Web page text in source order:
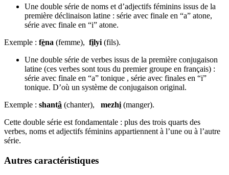
Une double série de noms et d’adjectifs féminins issus de la
première déclinaison latine : série avec finale en “a” atone,
série avec finale en “i” atone.
Exemple : fèna (femme), filyi (fils).
Une double série de verbes issus de la première conjugaison
latine (ces verbes sont tous du premier groupe en français) :
série avec finale en “a” tonique , série avec finales en “i”
tonique. D’où un système de conjugaison original.
Exemple : shantâ (chanter), mezhi (manger).
Cette double série est fondamentale : plus des trois quarts des
verbes, noms et adjectifs féminins appartiennent à l’une ou à l’autre
série.
Autres caractéristiques